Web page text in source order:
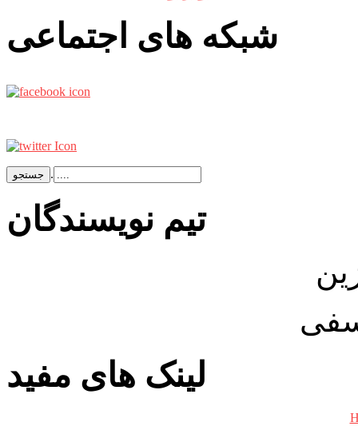
شبکه های اجتماعی
.
تيم نويسندگان
لینک های مفید